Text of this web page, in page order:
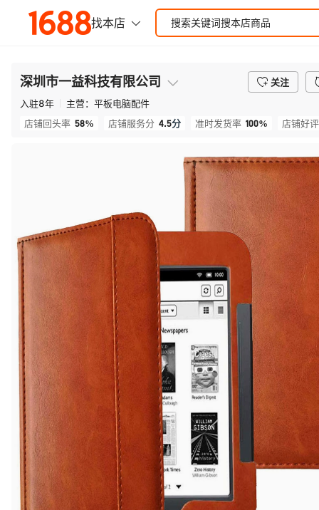
深圳市一益科技有限公司
关注
入驻8年 主营： 平板电脑配件
店铺回头率 58% 店铺服务分 4.5分 准时发货率 100% 店铺好